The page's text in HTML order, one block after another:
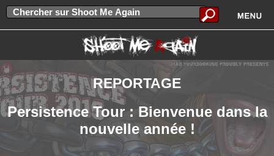
REPORTAGE
Persistence Tour : Bienvenue dans la
nouvelle année !